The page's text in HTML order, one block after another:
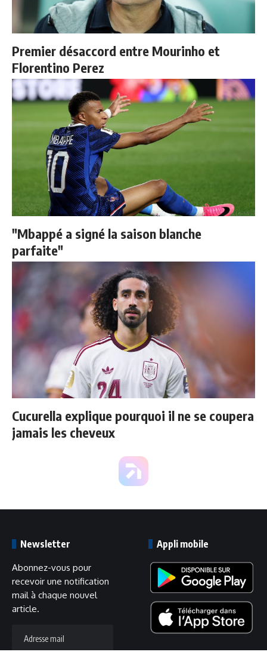
Premier désaccord entre Mourinho et
Florentino Perez
"Mbappé a signé la saison blanche
parfaite"
Cucurella explique pourquoi il ne se coupera
jamais les cheveux
Newsletter
Abonnez-vous pour
recevoir une notification
mail à chaque nouvel
article.
mail
Appli mobile